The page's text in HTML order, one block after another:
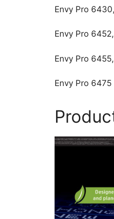
Envy Pro
Envy Pro
Envy Pro
Envy Pro 6475